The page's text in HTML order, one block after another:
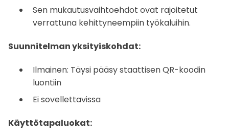
Sen mukautusvaihtoehdot ovat rajoitetut
verrattuna kehittyneempiin työkaluihin.
Suunnitelman yksityiskohdat:
Ilmainen: Täysi pääsy staattisen QR-koodin
luontiin
Ei sovellettavissa
Käyttötapaluokat: